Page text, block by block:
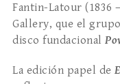
Fantin-Latour (1836
Gallery, que el
disco fundacional
La edición papel de